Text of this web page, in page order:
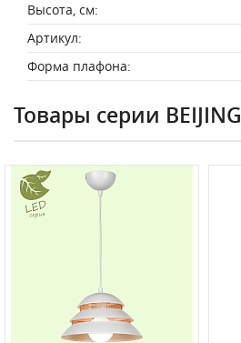
Высота, см:
Артикул:
Форма плафона:
Товары серии BEIJING